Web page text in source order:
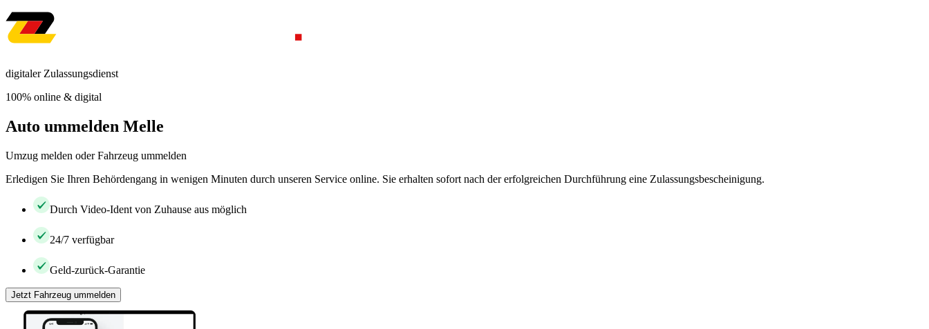
digitaler Zulassungsdienst
100% online & digital
Auto ummelden Melle
Umzug melden oder Fahrzeug ummelden
Erledigen Sie Ihren Behördengang in wenigen Minuten durch unseren Service online. Sie erhalten sofort nach der erfolgreichen Durchführung eine Zulassungsbescheinigung.
Durch Video-Ident von Zuhause aus möglich
24/7 verfügbar
Geld-zurück-Garantie
Jetzt Fahrzeug ummelden